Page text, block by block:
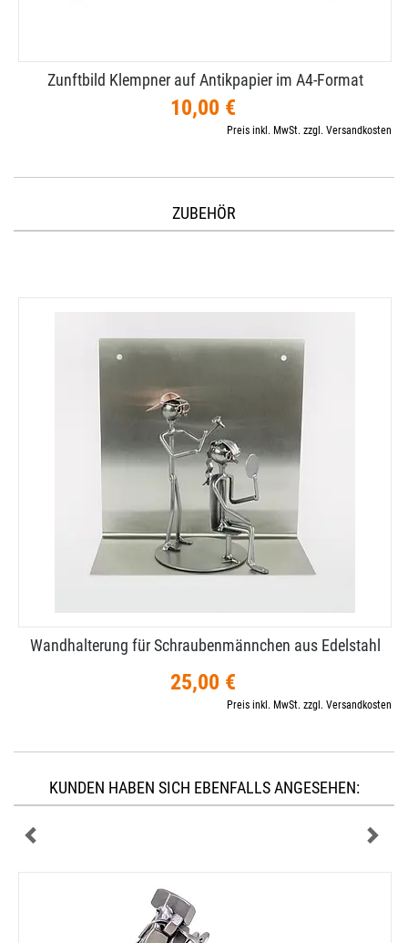
Zunftbild Klempner auf Antikpapier im A4-​Format
10,00 €
Preis inkl. MwSt. zzgl. Versandkosten
ZUBEHÖR
Wandhalterung für Schraubenmännchen aus Edelstahl
25,00 €
Preis inkl. MwSt. zzgl. Versandkosten
KUNDEN HABEN SICH EBENFALLS ANGESEHEN: